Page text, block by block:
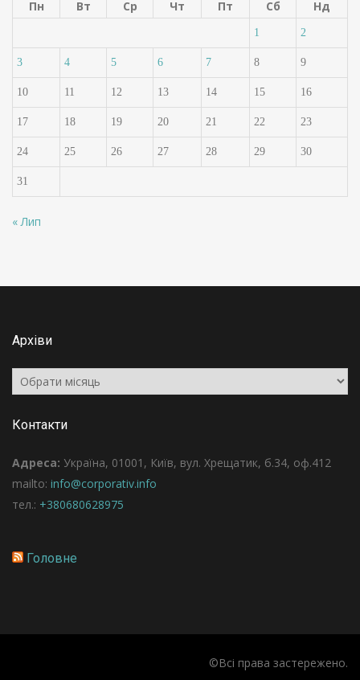
Пн
Вт Ср Чт Пт Сб Нд
1 2
3 4 5 6 7 8 9
10 11 12 13 14 15 16
17 18 19 20 21 22 23
24 25 26 27 28 29 30
31
« Лип
Архіви
Архіви
Контакти
Адреса: Україна, 01001, Київ, вул. Хрещатик, б.34, оф.412
mailto: info@corporativ.info
тел.: +380680628975
Головне
©Всі права застережено.